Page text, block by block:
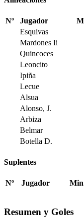
Nº Jugador
Esquivas
Mardones Ii
Quincoces
Leoncito
Ipiña
Lecue
Alsua
Alonso, J.
Arbiza
Belmar
Botella D.
Suplentes
Nº Jugador
Resumen y Goles